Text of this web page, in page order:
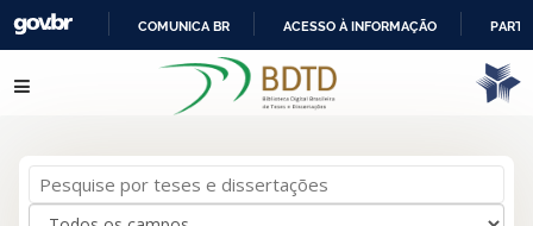
IR
PARA
COMUNICA BR ACESSO À INFORMAÇÃO
Pular para o conteúdo